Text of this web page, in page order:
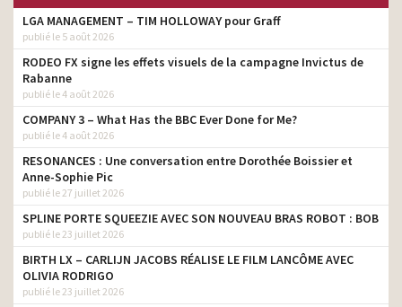
LGA MANAGEMENT – TIM HOLLOWAY pour Graff
publié le 5 août 2026
RODEO FX signe les effets visuels de la campagne Invictus de
Rabanne
publié le 4 août 2026
COMPANY 3 – What Has the BBC Ever Done for Me?
publié le 4 août 2026
RESONANCES : Une conversation entre Dorothée Boissier et
Anne-Sophie Pic
publié le 27 juillet 2026
SPLINE PORTE SQUEEZIE AVEC SON NOUVEAU BRAS ROBOT : BOB
publié le 23 juillet 2026
BIRTH LX – CARLIJN JACOBS RÉALISE LE FILM LANCÔME AVEC
OLIVIA RODRIGO
publié le 23 juillet 2026